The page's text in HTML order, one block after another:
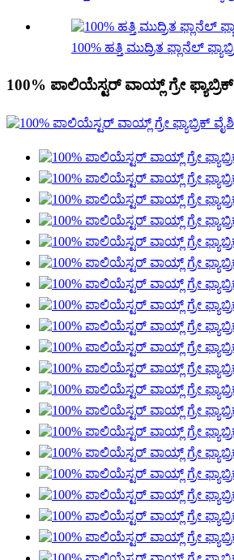
100% ಹತ್ತಿ ಮುದ್ರಿತ ಫ್ಲಾನೆಲ್
100% ಪಾಲಿಯೆಸ್ಟರ್ ವಾಯ್ಲ್ ಗ್ರೇ ಫ್ಯಾಬ್ರಿಕ್